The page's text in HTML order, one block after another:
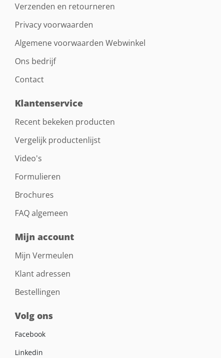
Verzenden en retourneren
Privacy voorwaarden
Algemene voorwaarden Webwinkel
Ons bedrijf
Contact
Klantenservice
Recent bekeken producten
Vergelijk productenlijst
Video's
Formulieren
Brochures
FAQ algemeen
Mijn account
Mijn Vermeulen
Klant adressen
Bestellingen
Volg ons
Facebook
Linkedin